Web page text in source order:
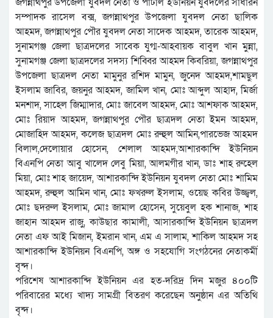
জগন্নাথপুর উপজেলা যুবদল নেতা ও পাটলি ইউনিয়ন যুবদলের সাধারন
সম্পাদক রাসেল বক্স, জগন্নাথপুর উপজেলা যুবদল নেতা ছালিক
আহমদ, জগন্নাথপুর পৌর যুবদল নেতা সাদেক আহমদ, তারেক আহমদ,
সুনামগঞ্জ জেলা ছাত্রদলের সাবেক যুগ্ম-আহবায়ক বাবুল খান মুন্না,
সুনামগঞ্জ জেলা ছাত্রদলের সদস্য শিব্বির আহমদ কিবরিয়া, জগন্নাথপুর
উপজেলা ছাত্রদল নেতা মামুনুর রশিদ মামুন, জুনেদ আহমদ,শামছুল
ইসলাম জাবির, জয়নুর আহমদ, জামিল খান, মোঃ আব্দুল আহাদ, মির্জা
মনশাদ, সাহেল জিম্মাদার, মোঃ জাবেল আহমদ, মোঃ আশফাক আহমদ,
মোঃ রিয়াদ আহমদ, জগন্নাথপুর পৌর ছাত্রদল নেতা ইমন আহমদ,
মোজাহিদ আহমদ, কলেজ ছাত্রদল মোঃ রুহুল আমিন,পারভেজ আহমদ
বিলাল,দেলোয়ার হোসেন, শেলাল আহমদ,আশারকান্দি ইউনিয়ন
বিএনপি নেতা আবু খালেদ লেবু মিয়া, আলমগীর খান, ডাঃ শাহ রুহেল
মিয়া, মোঃ শাহ জায়েদ, আশারকান্দি ইউনিয়ন যুবদল নেতা মোঃ শামিম
আহমদ, রুহুল আমিন খান, মোঃ ফখরুল ইসলাম, ওয়েছ কবির উজ্জ্বল,
মোঃ ছদরুল ইসলাম, মোঃ জামাল হোসেন, সুয়েবুল হক শানাজ, শাহ
জাহান আহমদ রাজু, কাউছার কামালী, আসারকান্দি ইউনিয়ন ছাত্রদল
নেতা এফ আই মিজান, ইমরান খান, এম এ সালাম, শাকিল আহমদ সহ
আশারকান্দি ইউনিয়ন বিএনপি, অঙ্গ ও সহযোগি সংগঠনের নেতাকর্মী
বৃন্দ।
পরিশেষ আশারকান্দি ইউনিয়ন এর হত-দরিদ্র দিন মজুর ৪০০টি
পরিবারের মধ্যে খাদ্য সামগ্রী বিতরণ করেছেন অনুষ্ঠান এর অতিথি
বৃন্দ।